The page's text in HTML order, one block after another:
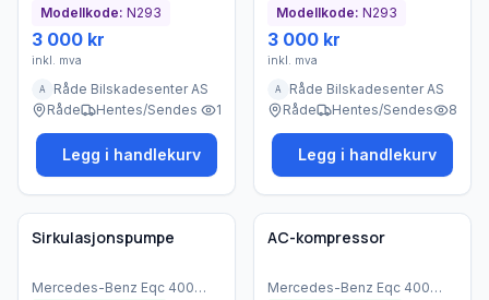
Modellkode: N293
3 000 kr
inkl. mva
A
Råde Bilskadesenter AS
Råde
Hentes/Sendes 1
Legg i handlekurv
Modellkode: N293
3 000 kr
inkl. mva
A
Råde Bilskadesenter AS
Råde
Hentes/Sendes 8
Legg i handlekurv
Brukt - god tilstand
Bedrift
Sirkulasjonspumpe
Mercedes-Benz Eqc 400
Brukt - god tilstand
Bedrift
AC-kompressor
Mercedes-Benz Eqc 400